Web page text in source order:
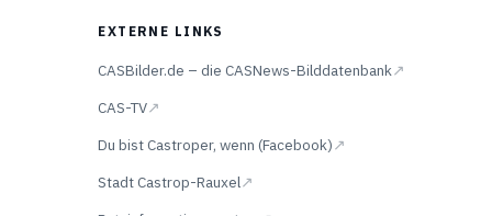
EXTERNE LINKS
CASBilder.de – die CASNews-Bilddatenbank↗
CAS-TV↗
Du bist Castroper, wenn (Facebook)↗
Stadt Castrop-Rauxel↗